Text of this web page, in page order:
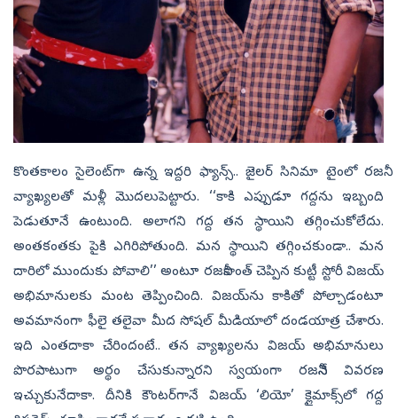
కొంతకాలం సైలెంట్‌గా ఉన్న ఇద్దరి ఫ్యాన్స్‌.. జైలర్‌ సినిమా టైంలో రజనీ
వ్యాఖ్యలతో మళ్లీ మొదలుపెట్టారు. ‘‘కాకి ఎప్పుడూ గద్దను ఇబ్బంది
పెడుతూనే ఉంటుంది. అలాగని గద్ద తన స్థాయిని తగ్గించుకోలేదు.
అంతకంతకు పైకి ఎగిరిపోతుంది. మన స్థాయిని తగ్గించకుండా.. మన
దారిలో ముందుకు పోవాలి’’ అంటూ రజనీకాంత్‌ చెప్పిన కుట్టీ స్టోరీ విజయ్‌
అభిమానులకు మంట తెప్పించింది. విజయ్‌ను కాకితో పోల్చాడంటూ
అవమానంగా ఫీలై తలైవా మీద సోషల్‌ మీడియాలో దండయాత్ర చేశారు.
ఇది ఎంతదాకా చేరిందంటే.. తన వ్యాఖ్యలను విజయ్‌ అభిమానులు
పొరపాటుగా అర్థం చేసుకున్నారని స్వయంగా రజనీనే వివరణ
ఇచ్చుకునేదాకా. దీనికి కౌంటర్‌గానే విజయ్‌ ‘లియో’ క్లైమాక్స్‌లో గద్ద